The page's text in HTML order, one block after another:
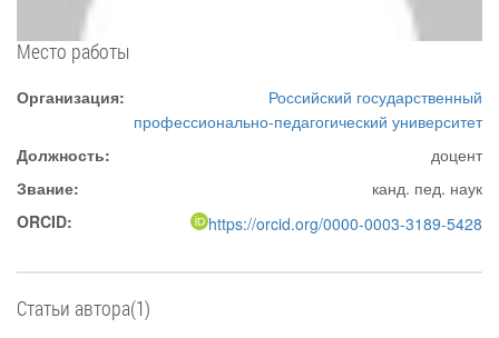
Место работы
Организация:
Российский государственный
профессионально-педагогический университет
Должность:
доцент
Звание:
канд. пед. наук
ORCID:
https://orcid.org/0000-0003-3189-5428
Статьи автора(1)